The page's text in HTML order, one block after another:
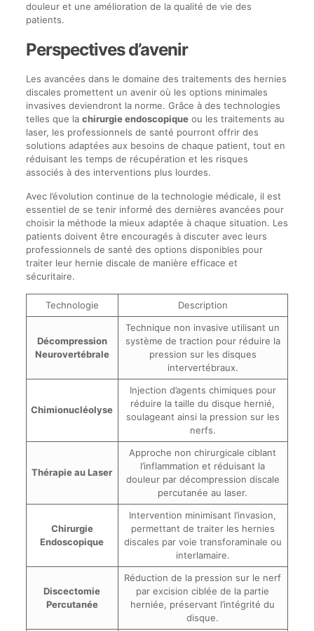
douleur et une amélioration de la qualité de vie des
patients.
Perspectives d’avenir
Les avancées dans le domaine des traitements des hernies
discales promettent un avenir où les options minimales
invasives deviendront la norme. Grâce à des technologies
telles que la chirurgie endoscopiqueou les traitements au
laser, les professionnels de santé pourront offrir des
solutions adaptées aux besoins de chaque patient, tout en
réduisant les temps de récupération et les risques
associés à des interventions plus lourdes.
Avec l’évolution continue de la technologie médicale, il est
essentiel de se tenir informé des dernières avancées pour
choisir la méthode la mieux adaptée à chaque situation. Les
patients doivent être encouragés à discuter avec leurs
professionnels de santé des options disponibles pour
traiter leur hernie discale de manière efficace et
sécuritaire.
Technologie Description
Décompression
Neurovertébrale
Technique non invasive utilisant un
système de traction pour réduire la
pression sur les disques
intervertébraux.
Chimionucléolyse
Injection d’agents chimiques pour
réduire la taille du disque hernié,
soulageant ainsi la pression sur les
nerfs.
Thérapie au Laser
Approche non chirurgicale ciblant
l’inflammation et réduisant la
douleur par décompression discale
percutanée au laser.
Chirurgie
Endoscopique
Intervention minimisant l’invasion,
permettant de traiter les hernies
discales par voie transforaminale ou
interlamaire.
Discectomie
Percutanée
Réduction de la pression sur le nerf
par excision ciblée de la partie
herniée, préservant l’intégrité du
disque.